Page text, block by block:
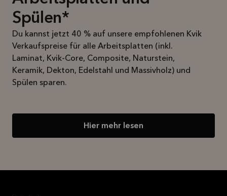
Spülen*
Du kannst jetzt 40 % auf unsere empfohlenen Kvik
Verkaufspreise für alle Arbeitsplatten (inkl.
Laminat, Kvik-Core, Composite, Naturstein,
Keramik, Dekton, Edelstahl und Massivholz) und
Spülen sparen.
Hier mehr lesen